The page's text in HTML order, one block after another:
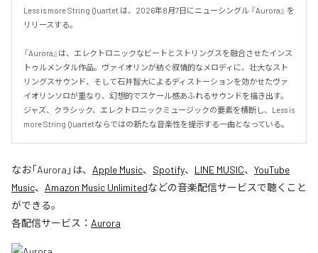
Less is more String Quartet は、2026年8月7日にニューシングル 『Aurora』 を
リリースする。
『Aurora』は、エレクトロニックなビートとストリングスを融合させたインス
トゥルメンタル作品。ヴァイオリンが紡ぐ叙情的なメロディに、壮大なスト
リングスサウンド、そして石井智大によるディストーションを効かせたヴァ
イオリンソロが重なり、幻想的でスケール感あふれるサウンドを描き出す。
ジャズ、クラシック、エレクトロニックミュージックの要素を横断し、Less is
more String Quartetならではの新たな音楽性を提示する一曲となっている。
なお「Aurora 」は、 Apple Music、 Spotify、 LINE MUSIC、 YouTube
Music、 Amazon Music Unlimitedなどの音楽配信サービスで聴くこと
ができる。
各配信サービス： Aurora